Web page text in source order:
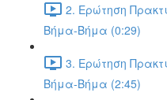
2. Ερώτηση
Βήμα-Βήμα (0:29)
3. Ερώτηση
Βήμα-Βήμα (2:45)